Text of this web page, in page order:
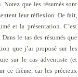
Notez que les résumés sont
leur réflexion. De fait,
et la présentation. C’est
le tas des résumés que
que j’ai proposé sur les
sur le cas adventiste (et
ce thème, car les précieux